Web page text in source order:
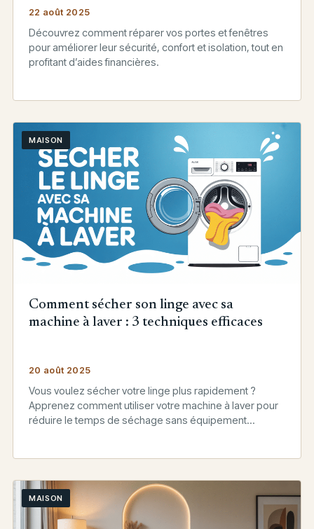
22 août 2025
Découvrez comment réparer vos portes et fenêtres
pour améliorer leur sécurité, confort et isolation, tout en
profitant d’aides financières.
MAISON
Comment sécher son linge avec sa
machine à laver : 3 techniques efficaces
20 août 2025
Vous voulez sécher votre linge plus rapidement ?
Apprenez comment utiliser votre machine à laver pour
réduire le temps de séchage sans équipement
MAISON